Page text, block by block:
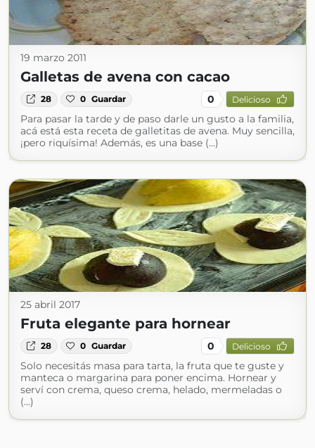
19 marzo 2011
Galletas de avena con cacao
28 0 Guardar 0 Delicioso
Para pasar la tarde y de paso darle un gusto a la familia,
acá está esta receta de galletitas de avena. Muy sencilla,
¡pero riquísima! Además, es una base (...)
25 abril 2017
Fruta elegante para hornear
28 0 Guardar 0 Delicioso
Solo necesitás masa para tarta, la fruta que te guste y
manteca o margarina para poner encima. Hornear y
serví con crema, queso crema, helado, mermeladas o
(...)